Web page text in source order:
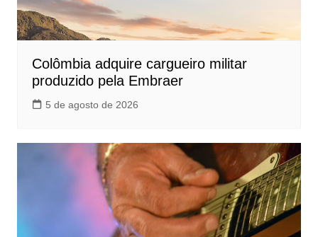
Colômbia adquire cargueiro militar
produzido pela Embraer
5 de agosto de 2026